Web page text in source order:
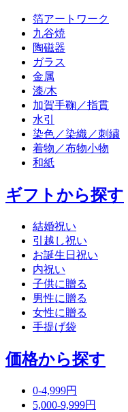
箔アートワーク
九谷焼
陶磁器
ガラス
金属
漆/木
加賀手鞠／指貫
水引
染色／染織／刺繍
着物／布物小物
和紙
ギフトから探す
結婚祝い
引越し祝い
お誕生日祝い
内祝い
子供に贈る
男性に贈る
女性に贈る
手提げ袋
価格から探す
0-4,999円
5,000-9,999円